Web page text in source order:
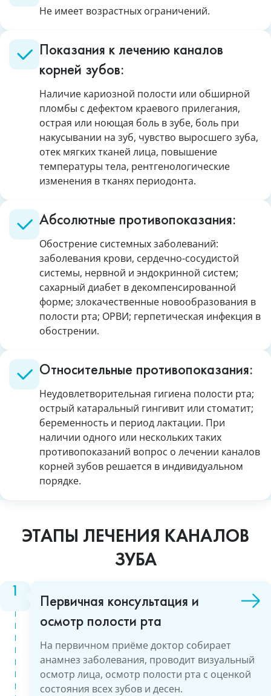
Не имеет возрастных ограничений.
Показания к лечению каналов
корней зубов:
Наличие кариозной полости или обширной
пломбы с дефектом краевого прилегания,
острая или ноющая боль в зубе, боль при
накусывании на зуб, чувство выросшего зуба,
отек мягких тканей лица, повышение
температуры тела, рентгенологические
изменения в тканях периодонта.
Абсолютные противопоказания:
Обострение системных заболеваний:
заболевания крови, сердечно-сосудистой
системы, нервной и эндокринной систем;
сахарный диабет в декомпенсированной
форме; злокачественные новообразования в
полости рта; ОРВИ; герпетическая инфекция в
обострении.
Относительные противопоказания:
Неудовлетворительная гигиена полости рта;
острый катаральный гингивит или стоматит;
беременность и период лактации. При
наличии одного или нескольких таких
противопоказаний вопрос о лечении каналов
корней зубов решается в индивидуальном
порядке.
ЭТАПЫ ЛЕЧЕНИЯ КАНАЛОВ
ЗУБА
Первичная консультация и
осмотр полости рта
На первичном приёме доктор собирает
анамнез заболевания, проводит визуальный
осмотр лица, осмотр полости рта с оценкой
состояния всех зубов и десен.